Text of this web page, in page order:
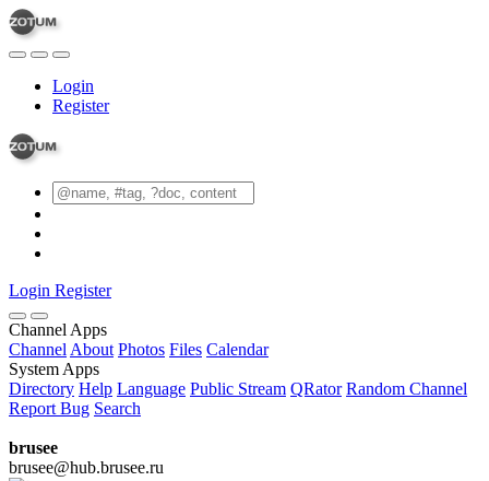
Login
Register
Login Register
Channel Apps
Channel About Photos Files Calendar
System Apps
Directory Help Language Public Stream QRator Random Channel
Report Bug Search
brusee
brusee@hub.brusee.ru